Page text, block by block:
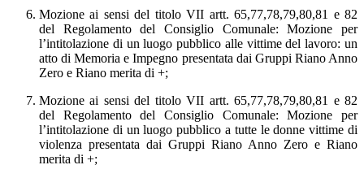
Mozione ai sensi del titolo VII artt. 65,77,78,79,80,81 e 82
del Regolamento del Consiglio Comunale: Mozione per
l’intitolazione di un luogo pubblico alle vittime del lavoro: un
atto di Memoria e Impegno presentata dai Gruppi Riano Anno
Zero e Riano merita di +;
Mozione ai sensi del titolo VII artt. 65,77,78,79,80,81 e 82
del Regolamento del Consiglio Comunale: Mozione per
l’intitolazione di un luogo pubblico a tutte le donne vittime di
violenza presentata dai Gruppi Riano Anno Zero e Riano
merita di +;